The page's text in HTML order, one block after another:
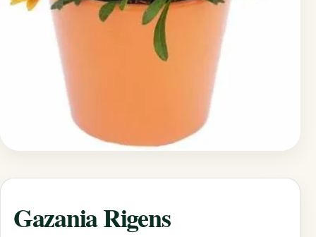
Gazania Rigens